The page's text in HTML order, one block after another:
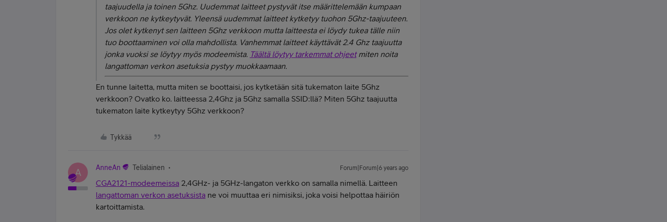
taajuudella ja toinen 5Ghz. Uudemmat laitteet pystyvät itse määrittelemään kumpaan
verkkoon ne kytkeytyvät. Yleensä uudemmat laitteet kytketyy tuohon 5Ghz-taajuuteen.
Jos olet kytkenyt sen laitteen 5Ghz verkkoon mutta laitteesta ei löydy tukea tälle niin
tuo boottaaminen voi olla mahdollista. Vanhemmat laitteet käyttävät 2.4 Ghz taajuutta
jonka vuoksi se löytyy myös modeemista. Täältä löytyy tarkemmat ohjeetmiten noita
langattoman verkon asetuksia pystyy muokkaamaan.
En tunne laitetta, mutta miten se boottaisi, jos kytketään sitä tukematon laite 5Ghz
verkkoon? Ovatko ko. laitteessa 2,4Ghz ja 5Ghz samalla SSID:llä? Miten 5Ghz taajuutta
tukematon laite kytkeytyy 5Ghz verkkoon?
Tykkää
A AnneAn Telialainen Forum|Forum|6 years ago
CGA2121-modeemeissa 2,4GHz- ja 5GHz-langaton verkko on samalla nimellä. Laitteen
langattoman verkon asetuksista ne voi muuttaa eri nimisiksi, joka voisi helpottaa häiriön
kartoittamista.